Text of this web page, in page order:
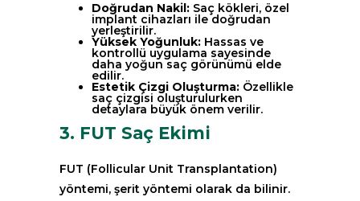
Doğrudan Nakil: Saç kökleri, özel
implant cihazları ile doğrudan
yerleştirilir.
Yüksek Yoğunluk: Hassas ve
kontrollü uygulama sayesinde
daha yoğun saç görünümü elde
edilir.
Estetik Çizgi Oluşturma: Özellikle
saç çizgisi oluşturulurken
detaylara büyük önem verilir.
3. FUT Saç Ekimi
FUT (Follicular Unit Transplantation)
yöntemi, şerit yöntemi olarak da bilinir.